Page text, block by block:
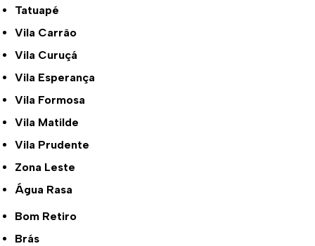
Tatuapé
Vila Carrão
Vila Curuçá
Vila Esperança
Vila Formosa
Vila Matilde
Vila Prudente
Zona Leste
Água Rasa
Bom Retiro
Brás